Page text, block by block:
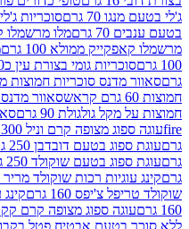
גרם
סוכריות ג'לי בטעם ליצ'י 70 גרם
מלו מרשמלו קאפקייק ממולא
ממולא 100 גרם
מלו
גומי בצורת עין כ50 יחידות 500 גרם
סוכריות חמוצות מאוד 60 גרם
סאוור מדנס סוכריות
גולגולת 90 גרם
מצופה קרם וניל 300 גרם
בטעם דובדבן 250 גרם
בטעם שוקולד 250 גרם
רכות שוקולד מריר צ'יפס 160 גרם
160 גרם
קינג עוגיות
ספוג מצופה קרם קקאו 300 גרם
אבטיח פטל בקבוקון 67 גרם